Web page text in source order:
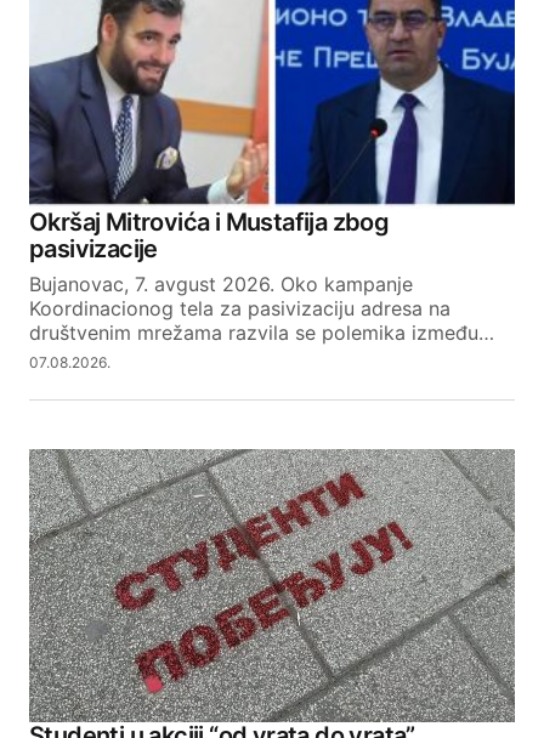
Okršaj Mitrovića i Mustafija zbog
pasivizacije
Bujanovac, 7. avgust 2026. Oko kampanje
Koordinacionog tela za pasivizaciju adresa na
društvenim mrežama razvila se polemika između…
07.08.2026.